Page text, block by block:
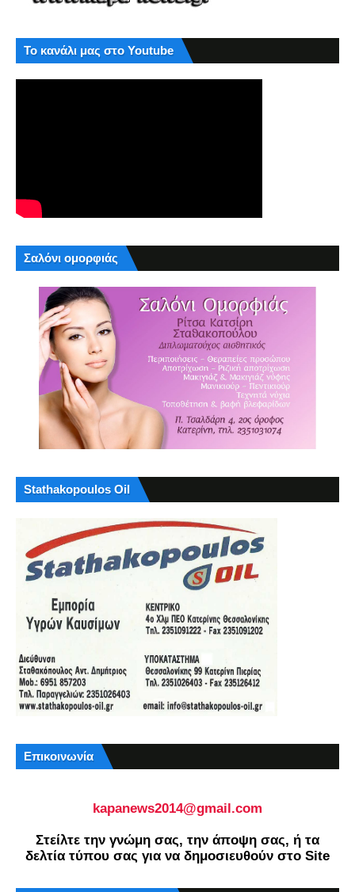
Το κανάλι μας στο Youtube
Σαλόνι ομορφιάς
Stathakopoulos Oil
Επικοινωνία
kapanews2014@gmail.com
Στείλτε την γνώμη σας, την άποψη σας, ή τα
δελτία τύπου σας για να δημοσιευθούν στο Site